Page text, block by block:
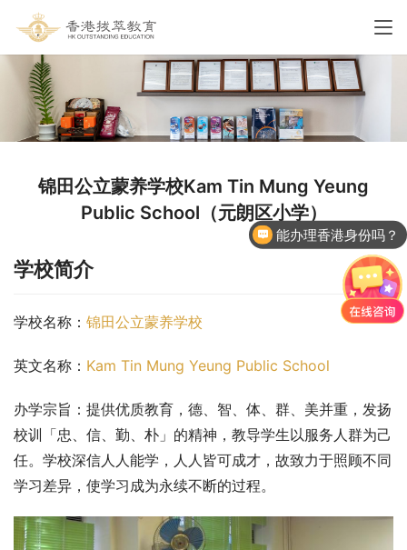
锦田公立蒙养学校Kam Tin Mung Yeung
Public School（元朗区小学）
学校简介
学校名称： 锦田公立蒙养学校
英文名称： Kam Tin Mung Yeung Public School
办学宗旨：提供优质教育，德、智、体、群、美并重，发扬
校训「忠、信、勤、朴」的精神，教导学生以服务人群为己
任。学校深信人人能学，人人皆可成才，故致力于照顾不同
学习差异，使学习成为永续不断的过程。
能办理香港身份吗？